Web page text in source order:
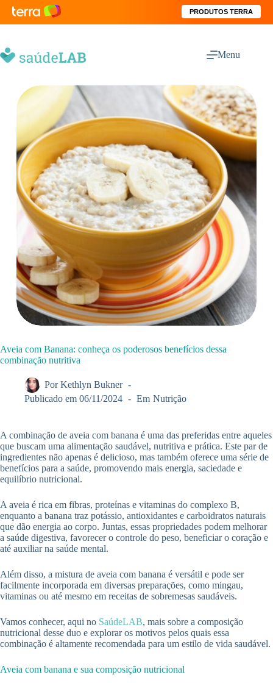
PRODUTOS TERRA
Menu
Aveia com Banana: conheça os poderosos benefícios dessa
combinação nutritiva
Por Kethlyn Bukner
Publicado em 06/11/2024 Em Nutrição
A combinação de aveia com banana é uma das preferidas entre aqueles
que buscam uma alimentação saudável, nutritiva e prática. Este par de
ingredientes não apenas é delicioso, mas também oferece uma série de
benefícios para a saúde, promovendo mais energia, saciedade e
equilíbrio nutricional.
A aveia é rica em fibras, proteínas e vitaminas do complexo B,
enquanto a banana traz potássio, antioxidantes e carboidratos naturais
que dão energia ao corpo. Juntas, essas propriedades podem melhorar
a saúde digestiva, favorecer o controle do peso, beneficiar o coração e
até auxiliar na saúde mental.
Além disso, a mistura de aveia com banana é versátil e pode ser
facilmente incorporada em diversas preparações, como mingau,
vitaminas ou até mesmo em receitas de sobremesas saudáveis.
Vamos conhecer, aqui no SaúdeLAB, mais sobre a composição
nutricional desse duo e explorar os motivos pelos quais essa
combinação é altamente recomendada para um estilo de vida saudável.
Aveia com banana e sua composição nutricional